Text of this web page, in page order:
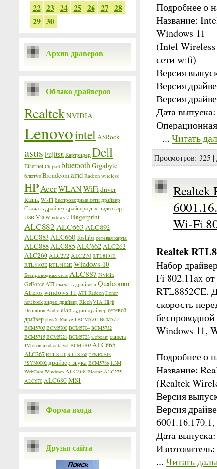
22 23 24 25 26 27 28
29 30
Архив драверов
Облако драйверов
RealtekNVIDIA
Lenovointel ASRock
asus Fujitsu Картридер Dell
Ethernet Chipset bluetooth Gigabyte
блютуз Broadcomamd Radeon wireless
HPAcerWLANWiFi driver
Ralink Wi-Fi беспроводные сети драйвер
Скачать драйвер драйвера для видеокарт
USB Via Windows 7 Fingerprint
ALC882 ALC663 ALC892
ALC883ALC660Toshiba сетевая карта
ALC888ALC885ALC662ALC262
ALC260 ALC272 ALC270 RTL8101E
RTL8103E RTL8102E Windows 10
Беспроводная сеть ALC887 Nvidia
GeForce ATI скачать драйвера Qualcomm
Atheroswindows 11 ATI Radeon Honor
notebook видео драйвер Ricoh VIA High
Definition Audio elan аудио драйвер сетевой
драйвер physX Marvell BCM5701 BCM5714
BCM5703 BCM5700 BCM5704 BCM5722
BCM5715 BCM5721 BCM5723 webcam camera
JMicron amd catalyst BCM5702 ALC665
ALC267 RTL8111 RTL8168 *PNP0F13
*SYN0002 драйвер звука BCM5786 1.3M
WebCam Windows ALC268 Biostar ALC275
ALC670 ALC680MSI
Форма входа
Друзья сайта
Подробнее о
Название:
Windows 11
(Intel
сети wifi)
Версия
Версия
Версия
Дата
... Читать
Просмотров: 325 |
Realtek
Wi-Fi
Realtek
Набор
Fi 802.11ax
RTL8852CE.
скорость
Windows 11,
Подробнее о
Название:
(Realtek
Версия
Версия
Дата
... Читать